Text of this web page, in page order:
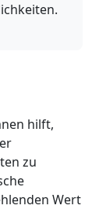
hilft,
zu
Wert